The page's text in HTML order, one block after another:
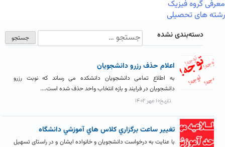
معرفی گروه فیزیک
رشته های تحصیلی
دسته‌بندی نشده
اعلام حذف رزرو دانشجويان
به اطلاع تمامی دانشجویان دانشکده می رساند که نوبت رزرو
دانشجویان در فرایند و بازه انتخاب واحد حذف شده است....
تاریخ۱۰ مهر ۱۴۰۲
تغيير ساعت برگزاري کلاس هاي آموزشي دانشگاه
با عنایت به درخواست دانشجویان و خانواده ایشان و در راستای تسهیل